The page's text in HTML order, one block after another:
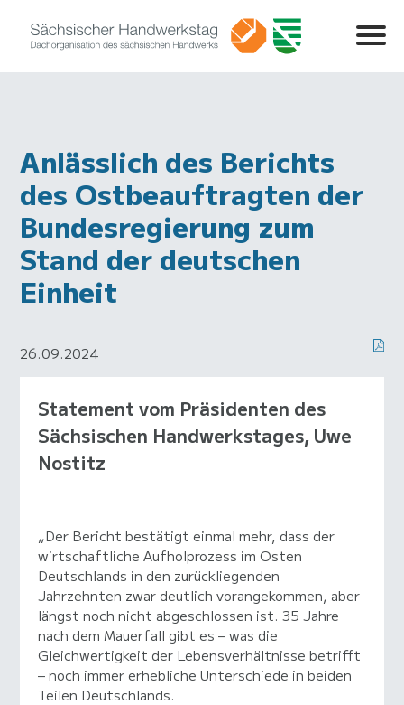
Anlässlich des Berichts
des Ostbeauftragten der
Bundesregierung zum
Stand der deutschen
Einheit
26.09.2024
Statement vom Präsidenten des
Sächsischen Handwerkstages, Uwe
Nostitz
„Der Bericht bestätigt einmal mehr, dass der
wirtschaftliche Aufholprozess im Osten
Deutschlands in den zurückliegenden
Jahrzehnten zwar deutlich vorangekommen, aber
längst noch nicht abgeschlossen ist. 35 Jahre
nach dem Mauerfall gibt es – was die
Gleichwertigkeit der Lebensverhältnisse betrifft
– noch immer erhebliche Unterschiede in beiden
Teilen Deutschlands.